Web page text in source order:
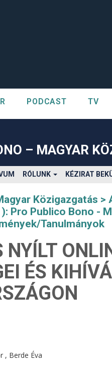
PODCAST TV
– MAGYAR
RÓLUNK KÉZIRAT
Közigazgatás
Pro Publico Bono -
Tanulmányok
NYÍLT
ÉS
, Berde Éva